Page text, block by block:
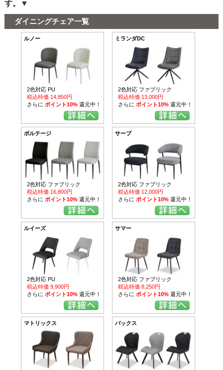
す。▼
ダイニングチェア一覧
ルノー
2色対応 PU
税込特価 14,850円
さらに ポイント10% 還元中！
ミランダDC
2色対応 ファブリック
税込特価 13,000円
さらに ポイント10% 還元中！
ボルテージ
2色対応 ファブリック
税込特価 16,800円
さらに ポイント10% 還元中！
サーブ
2色対応 ファブリック
税込特価 12,000円
さらに ポイント10% 還元中！
ルイーズ
2色対応 PU
税込特価 9,900円
さらに ポイント10% 還元中！
サマー
2色対応 ファブリック
税込特価 8,250円
さらに ポイント10% 還元中！
マトリックス バックス